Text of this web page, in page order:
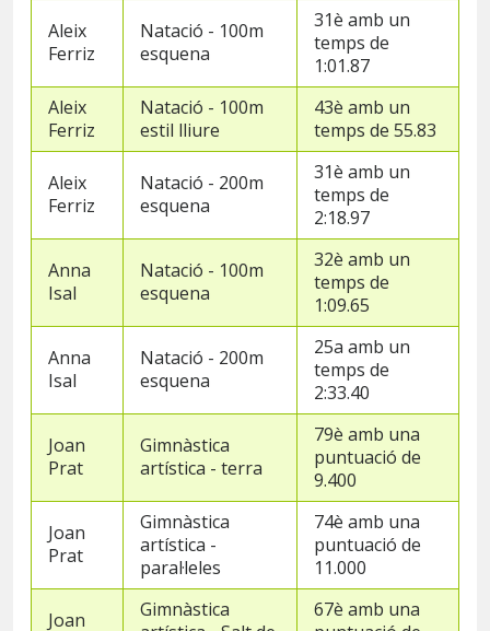
Aleix
Ferriz
Natació - 100m
esquena
31è amb un
temps de
1:01.87
Aleix
Ferriz
Natació - 100m
estil lliure
43è amb un
temps de 55.83
Aleix
Ferriz
Natació - 200m
esquena
31è amb un
temps de
2:18.97
Anna
Isal
Natació - 100m
esquena
32è amb un
temps de
1:09.65
Anna
Isal
Natació - 200m
esquena
25a amb un
temps de
2:33.40
Joan
Prat
Gimnàstica
artística - terra
79è amb una
puntuació de
9.400
Joan
Prat
Gimnàstica
artística -
paral·leles
74è amb una
puntuació de
11.000
Joan
Gimnàstica
67è amb una